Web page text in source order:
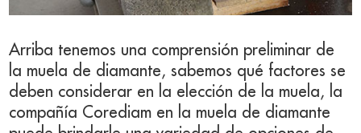
Arriba tenemos una comprensión preliminar de
la muela de diamante, sabemos qué factores se
deben considerar en la elección de la muela, la
compañía Corediam en la muela de diamante